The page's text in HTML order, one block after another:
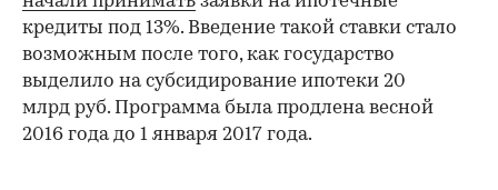
кредиты под 13%. Введение такой ставки стало
возможным после того, как государство
выделило на субсидирование ипотеки 20
млрд руб. Программа была продлена весной
2016 года до 1 января 2017 года.